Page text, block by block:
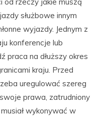
służbowe innym
wyjazdy. Jednym z
konferencje lub
praca na dłuższy okres
kraju. Przed
uregulować szereg
prawa, zatrudniony
wykonywać w